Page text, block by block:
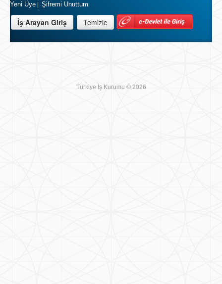
Yeni Üye Şifremi Unuttum
Türkiye İş Kurumu © 2026